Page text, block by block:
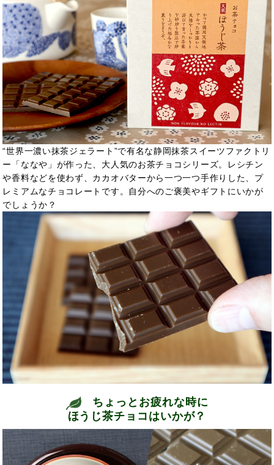
“世界一濃い抹茶ジェラート”で有名な静岡抹茶スイーツファクトリ
ー「ななや」が作った、大人気のお茶チョコシリーズ。レシチン
や香料などを使わず、カカオバターから一つ一つ手作りした、プ
レミアムなチョコレートです。自分へのご褒美やギフトにいかが
でしょうか？
ちょっとお疲れな時に
ほうじ茶チョコはいかが？